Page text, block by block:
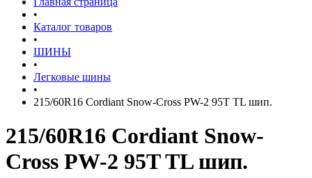
•
Каталог товаров
•
ШИНЫ
•
Легковые шины
•
215/60R16 Cordiant Snow-Cross PW-2 95T TL шип.
215/60R16 Cordiant Snow-
Cross PW-2 95T TL шип.